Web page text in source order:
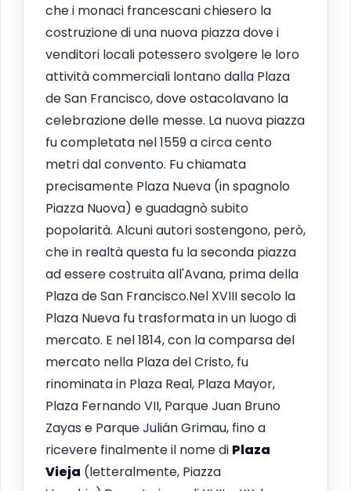
che i monaci francescani chiesero la
costruzione di una nuova piazza dove i
venditori locali potessero svolgere le loro
attività commerciali lontano dalla Plaza
de San Francisco, dove ostacolavano la
celebrazione delle messe. La nuova piazza
fu completata nel 1559 a circa cento
metri dal convento. Fu chiamata
precisamente Plaza Nueva (in spagnolo
Piazza Nuova) e guadagnò subito
popolarità. Alcuni autori sostengono, però,
che in realtà questa fu la seconda piazza
ad essere costruita all'Avana, prima della
Plaza de San Francisco.Nel XVIII secolo la
Plaza Nueva fu trasformata in un luogo di
mercato. E nel 1814, con la comparsa del
mercato nella Plaza del Cristo, fu
rinominata in Plaza Real, Plaza Mayor,
Plaza Fernando VII, Parque Juan Bruno
Zayas e Parque Julián Grimau, fino a
ricevere finalmente il nome di Plaza
Vieja (letteralmente, Piazza